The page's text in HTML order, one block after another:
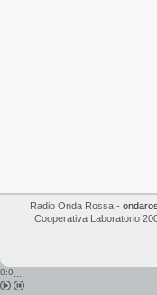
Radio Onda Rossa-
Cooperativa Laboratorio
0:0